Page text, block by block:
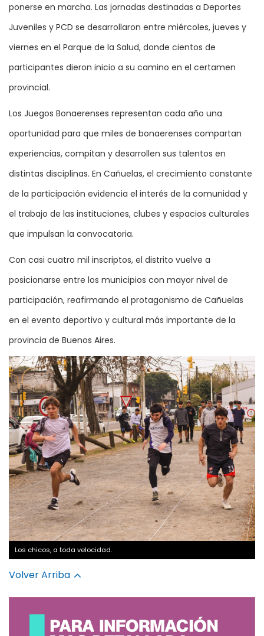
ponerse en marcha. Las jornadas destinadas a Deportes
Juveniles y PCD se desarrollaron entre miércoles, jueves y
viernes en el Parque de la Salud, donde cientos de
participantes dieron inicio a su camino en el certamen
provincial.
Los Juegos Bonaerenses representan cada año una
oportunidad para que miles de bonaerenses compartan
experiencias, compitan y desarrollen sus talentos en
distintas disciplinas. En Cañuelas, el crecimiento constante
de la participación evidencia el interés de la comunidad y
el trabajo de las instituciones, clubes y espacios culturales
que impulsan la convocatoria.
Con casi cuatro mil inscriptos, el distrito vuelve a
posicionarse entre los municipios con mayor nivel de
participación, reafirmando el protagonismo de Cañuelas
en el evento deportivo y cultural más importante de la
provincia de Buenos Aires.
Los chicos, a toda velocidad.
Volver Arriba